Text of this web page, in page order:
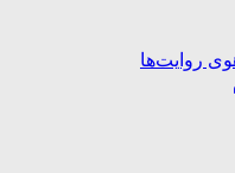
روایت‌ها